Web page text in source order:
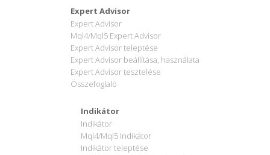
Expert Advisor
Expert Advisor
Mql4/Mql5 Expert Advisor
Expert Advisor teleptése
Expert Advisor beállítása, használata
Expert Advisor tesztelése
Összefoglaló
Indikátor
Indikátor
Mql4/Mql5 Indikátor
Indikátor teleptése